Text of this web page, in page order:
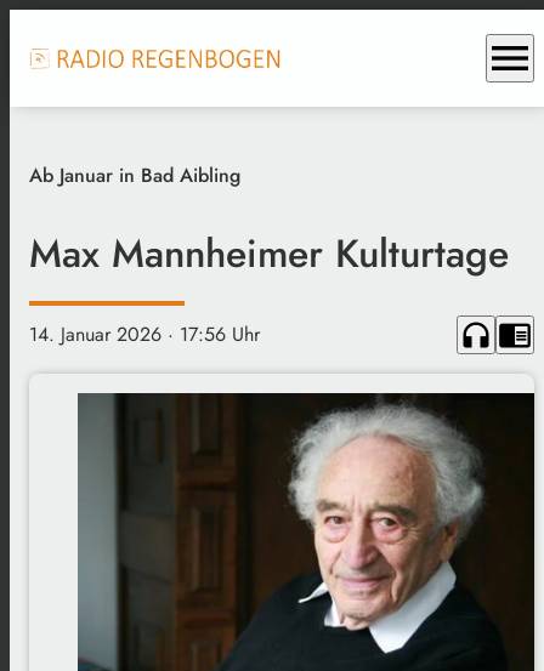
menu
Ab Januar in Bad Aibling
Max Mannheimer Kulturtage
14. Januar 2026 · 17:56 Uhr headphones chrome_reader_mode